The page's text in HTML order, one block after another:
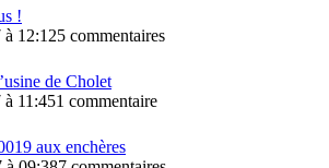
!
12:125 commentaires
de Cholet
11:451 commentaire
aux enchères